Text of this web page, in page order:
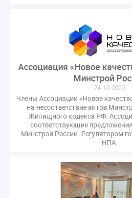
Ассоциация «Новое
Минстрой
24.10.2023
Члены Ассоциации «Новое
на несоответствие актов
Жилищного кодекса РФ.
соответствующие
Минстрой России. Регулятором
НПА.